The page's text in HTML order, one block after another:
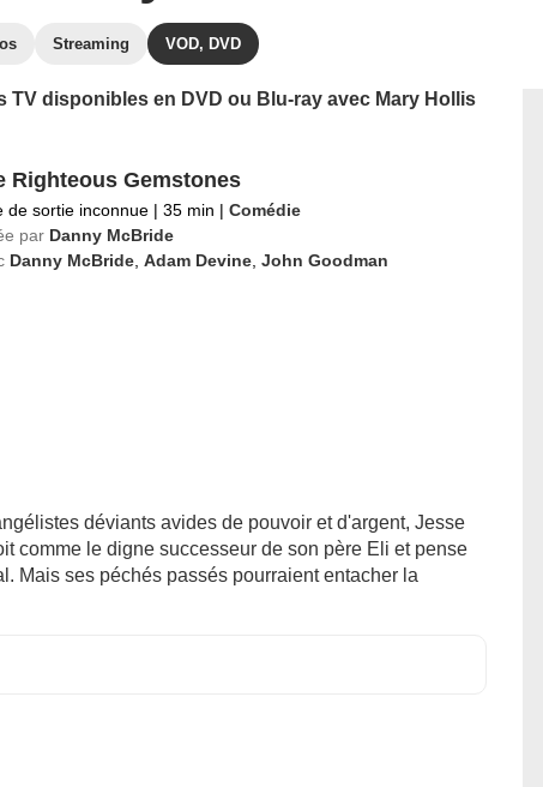
Streaming VOD, DVD
TV disponibles en DVD ou Blu-ray avec Mary Hollis
Righteous Gemstones
de sortie inconnue | 35 min | Comédie
par Danny McBride
Danny McBride, Adam Devine, John Goodman
déviants avides de pouvoir et d'argent, Jesse
comme le digne successeur de son père Eli et pense
Mais ses péchés passés pourraient entacher la